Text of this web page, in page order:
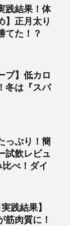
践結果！体
】正月太り
てた！？
プ】低カロ
冬は『スパ
っぷり！簡
試飲レビュ
べ！ダイ
践結果】
筋肉質に！